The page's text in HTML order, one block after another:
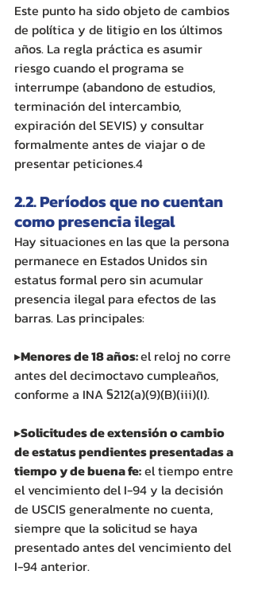
Este punto ha sido objeto de cambios
de política y de litigio en los últimos
años. La regla práctica es asumir
riesgo cuando el programa se
interrumpe (abandono de estudios,
terminación del intercambio,
expiración del SEVIS) y consultar
formalmente antes de viajar o de
presentar peticiones.4
2.2. Períodos que no cuentan
como presencia ilegal
Hay situaciones en las que la persona
permanece en Estados Unidos sin
estatus formal pero sin acumular
presencia ilegal para efectos de las
barras. Las principales:
▸Menores de 18 años: el reloj no corre
antes del decimoctavo cumpleaños,
conforme a INA §212(a)(9)(B)(iii)(I).
▸Solicitudes de extensión o cambio
de estatus pendientes presentadas a
tiempo y de buena fe: el tiempo entre
el vencimiento del I-94 y la decisión
de USCIS generalmente no cuenta,
siempre que la solicitud se haya
presentado antes del vencimiento del
I-94 anterior.